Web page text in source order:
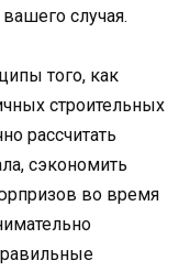
случая.
того, как
строительных
рассчитать
сэкономить
во время